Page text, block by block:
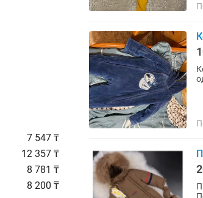
7 547 ₸
12 357 ₸
8 781 ₸
8 200 ₸